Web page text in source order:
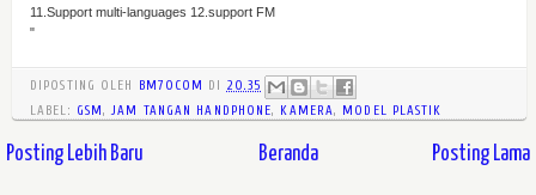
11.Support multi-languages 12.support FM
"
DIPOSTING OLEH BM70COM DI 20.35
LABEL: GSM,JAM TANGAN HANDPHONE, KAMERA, MODEL PLASTIK
Posting Lebih Baru Posting Lama
Beranda